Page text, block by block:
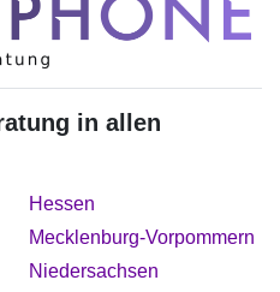
in allen
Hessen
Mecklenburg-Vorpommern
Niedersachsen